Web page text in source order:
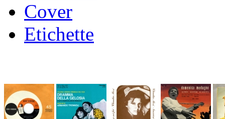
Cover
Etichette